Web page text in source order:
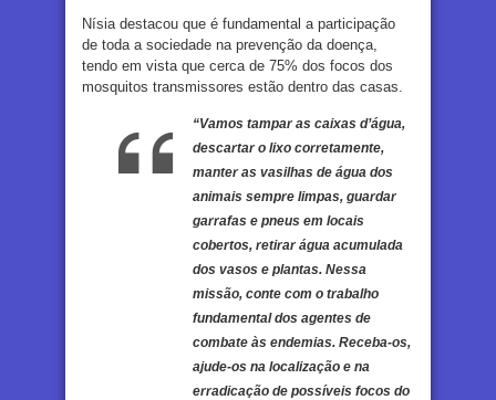
Nísia destacou que é fundamental a participação
de toda a sociedade na prevenção da doença,
tendo em vista que cerca de 75% dos focos dos
mosquitos transmissores estão dentro das casas.
“Vamos tampar as caixas d’água,
descartar o lixo corretamente,
manter as vasilhas de água dos
animais sempre limpas, guardar
garrafas e pneus em locais
cobertos, retirar água acumulada
dos vasos e plantas. Nessa
missão, conte com o trabalho
fundamental dos agentes de
combate às endemias. Receba-os,
ajude-os na localização e na
erradicação de possíveis focos do